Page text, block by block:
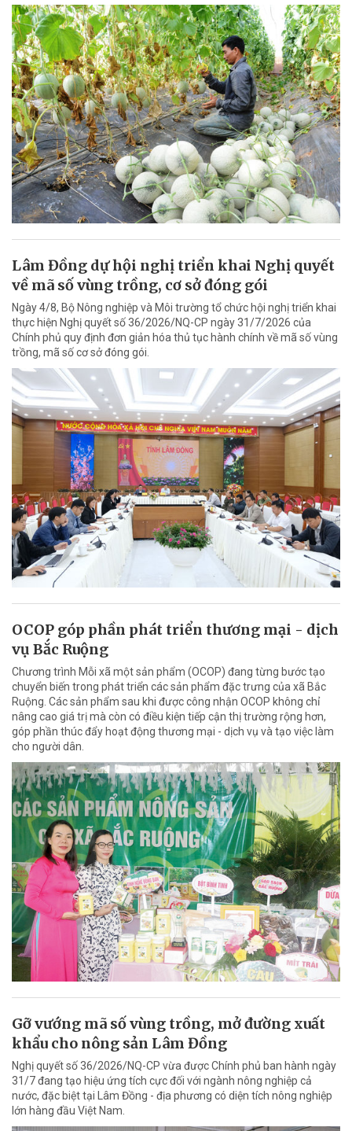
Lâm Đồng dự hội nghị triển khai Nghị quyết
về mã số vùng trồng, cơ sở đóng gói
Ngày 4/8, Bộ Nông nghiệp và Môi trường tổ chức hội nghị triển khai
thực hiện Nghị quyết số 36/2026/NQ-CP ngày 31/7/2026 của
Chính phủ quy định đơn giản hóa thủ tục hành chính về mã số vùng
trồng, mã số cơ sở đóng gói.
OCOP góp phần phát triển thương mại - dịch
vụ Bắc Ruộng
Chương trình Mỗi xã một sản phẩm (OCOP) đang từng bước tạo
chuyển biến trong phát triển các sản phẩm đặc trưng của xã Bắc
Ruộng. Các sản phẩm sau khi được công nhận OCOP không chỉ
nâng cao giá trị mà còn có điều kiện tiếp cận thị trường rộng hơn,
góp phần thúc đẩy hoạt động thương mại - dịch vụ và tạo việc làm
cho người dân.
Gỡ vướng mã số vùng trồng, mở đường xuất
khẩu cho nông sản Lâm Đồng
Nghị quyết số 36/2026/NQ-CP vừa được Chính phủ ban hành ngày
31/7 đang tạo hiệu ứng tích cực đối với ngành nông nghiệp cả
nước, đặc biệt tại Lâm Đồng - địa phương có diện tích nông nghiệp
lớn hàng đầu Việt Nam.